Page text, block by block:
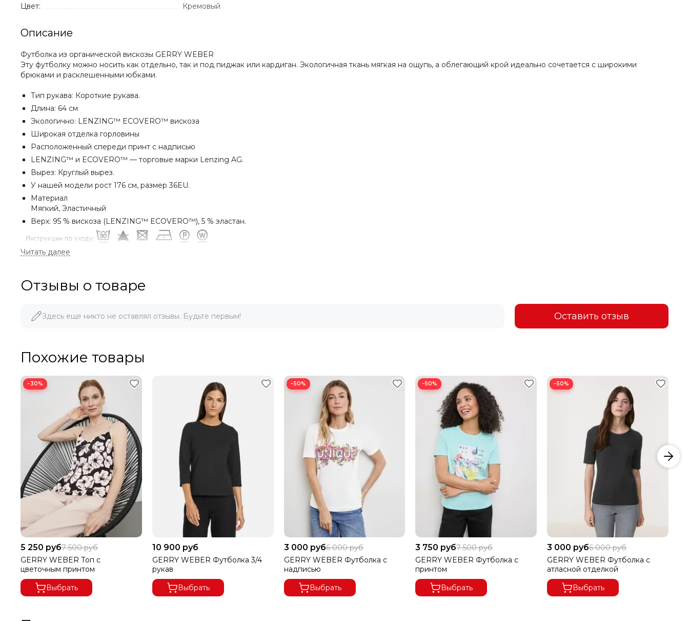
Цвет:
Кремовый
Описание
Футболка из органической вискозы GERRY WEBER
Эту футболку можно носить как отдельно, так и под пиджак или кардиган. Экологичная ткань мягкая на ощупь, а облегающий крой идеально сочетается с широкими
брюками и расклешенными юбками.
Тип рукава: Короткие рукава.
Длина: 64 см
Экологично: LENZING™ ECOVERO™ вискоза
Широкая отделка горловины
Расположенный спереди принт с надписью
LENZING™ и ECOVERO™ — торговые марки Lenzing AG.
Вырез: Круглый вырез.
У нашей модели рост 176 см, размер 36EU.
Материал
Мягкий, Эластичный
Верх: 95 % вискоза (LENZING™ ECOVERO™), 5 % эластан.
МЫ ДОРОЖИМ ПОКУПАТЕЛЯМИ!
При указании ссылки на ресурс или сайт, где данный товар дешевле - мы продаем по цене конкурента.
Отзывы о товаре
Здесь еще никто не оставлял отзывы. Будьте первым! Оставить отзыв
Похожие товары
−30%
5 250 руб7 500 руб
GERRY WEBER Топ с
цветочным принтом
Выбрать
10 900 руб
GERRY WEBER Футболка 3/4
рукав
Выбрать
−50%
3 000 руб6 000 руб
GERRY WEBER Футболка с
надписью
Выбрать
−50%
3 750 руб7 500 руб
GERRY WEBER Футболка с
принтом
Выбрать
−50%
3 000 руб6 000 руб
GERRY WEBER Футболка с
атласной отделкой
Выбрать